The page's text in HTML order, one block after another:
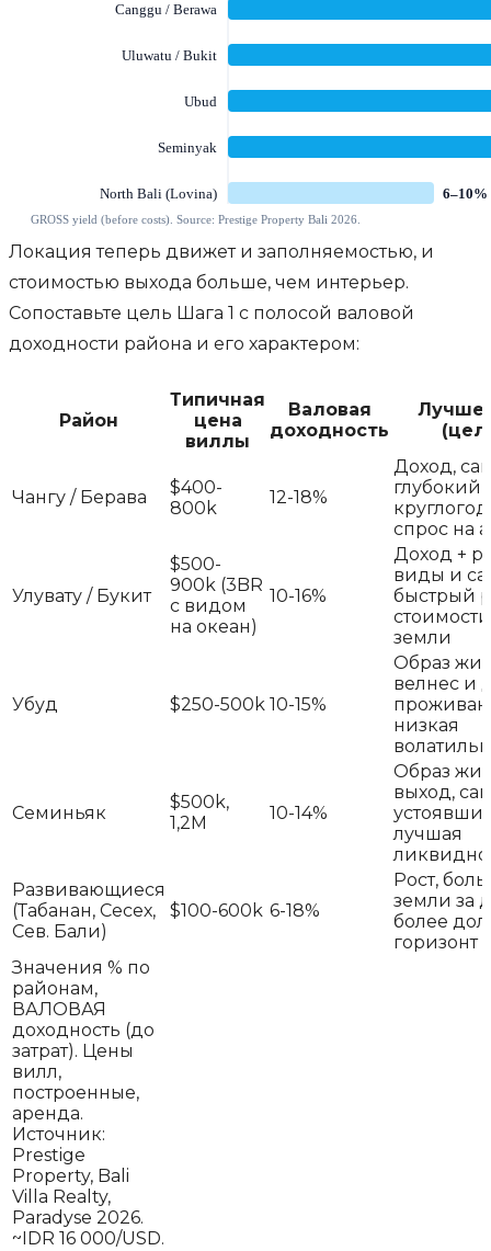
Локация теперь движет и заполняемостью, и
стоимостью выхода больше, чем интерьер.
Сопоставьте цель Шага 1 с полосой валовой
доходности района и его характером:
Район
Типичная
цена
виллы
Валовая
доходность
Лучше
Чангу / Берава
$400-
800k
12-18%
Доход,
глубокий
спрос на
Улувату / Букит
$500-
900k (3BR
с видом
на океан)
10-16%
Доход +
виды и
быстрый
стоимости
земли
Убуд $250-500k 10-15%
Образ
велнес и
низкая
Семиньяк
$500k,
1,2M
10-14%
Образ
выход,
лучшая
Развивающиеся
(Табанан, Сесех,
Сев. Бали)
$100-600k 6-18%
Рост,
земли за
более
горизонт
Значения % по
районам,
ВАЛОВАЯ
доходность (до
затрат). Цены
вилл,
построенные,
аренда.
Источник:
Prestige
Property, Bali
Villa Realty,
Paradyse 2026.
~IDR 16 000/USD.